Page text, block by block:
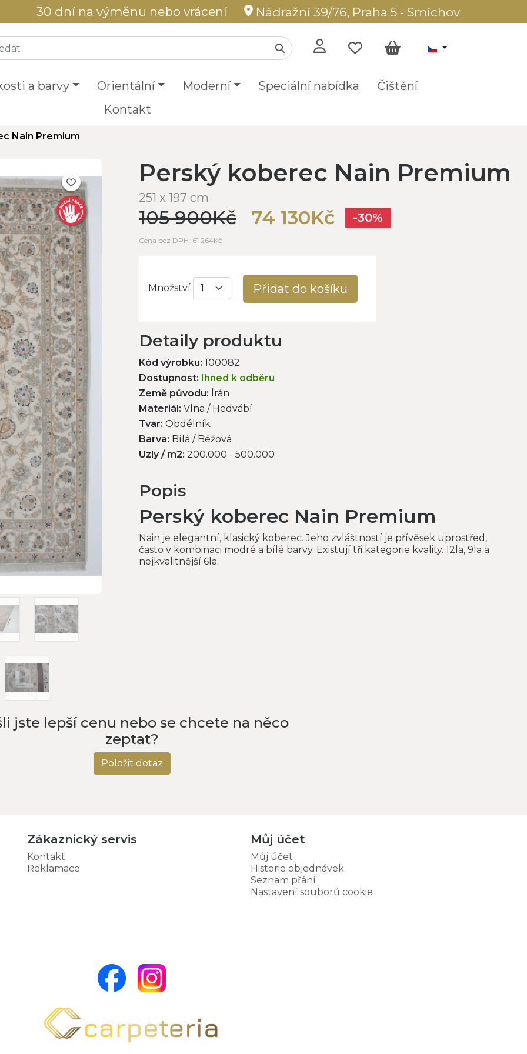
30 dní na výměnu nebo vrácení Nádražní 39/76, Praha 5 - Smíchov
a barvy Orientální Moderní Speciální nabídka
Čištění
Kontakt
Nain Premium
Perský koberec Nain Premium
251 x 197 cm
105 900Kč 74 130Kč -30%
Cena bez DPH: 61 264Kč
Množství Přidat do košíku
Detaily produktu
Kód výrobku: 100082
Dostupnost:
Ihned k odběru
Země původu: Írán
Materiál: Vlna / Hedvábí
Tvar: Obdélník
Barva: Bílá / Béžová
Uzly / m2: 200.000 - 500.000
Popis
Perský koberec Nain Premium
Nain je elegantní, klasický koberec. Jeho zvláštností je přívěsek uprostřed,
často v kombinaci modré a bílé barvy. Existují tři kategorie kvality. 12la, 9la a
nejkvalitnější 6la.
jste lepší cenu nebo se chcete na něco
zeptat?
Položit dotaz
Zákaznický servis
Kontakt
Reklamace
Můj účet
Můj účet
Historie objednávek
Seznam přání
Nastavení souborů cookie